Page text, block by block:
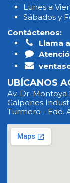
Lunes a
Sábados y
Contáctenos:
Llama
UBÍCANOS
Av. Dr. Montoya
Galpones
Turmero - Edo.